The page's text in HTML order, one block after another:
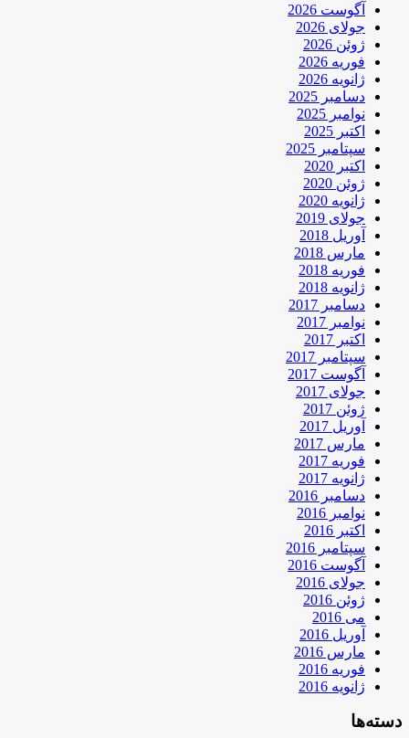
آگوست 2026
جولای 2026
ژوئن 2026
فوریه 2026
ژانویه 2026
دسامبر 2025
نوامبر 2025
اکتبر 2025
سپتامبر 2025
اکتبر 2020
ژوئن 2020
ژانویه 2020
جولای 2019
آوریل 2018
مارس 2018
فوریه 2018
ژانویه 2018
دسامبر 2017
نوامبر 2017
اکتبر 2017
سپتامبر 2017
آگوست 2017
جولای 2017
ژوئن 2017
آوریل 2017
مارس 2017
فوریه 2017
ژانویه 2017
دسامبر 2016
نوامبر 2016
اکتبر 2016
سپتامبر 2016
آگوست 2016
جولای 2016
ژوئن 2016
می 2016
آوریل 2016
مارس 2016
فوریه 2016
ژانویه 2016
دسته‌ها